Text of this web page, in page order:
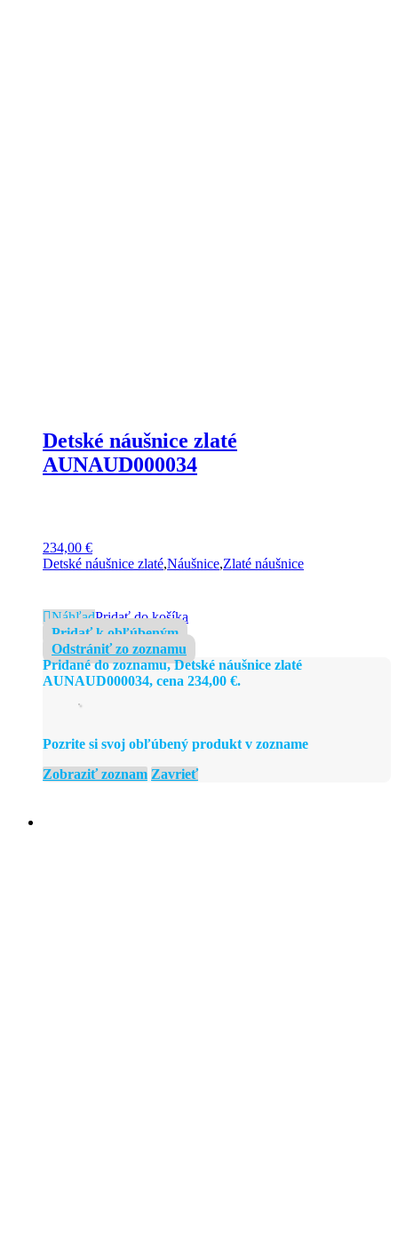
Detské náušnice zlaté
AUNAUD000034
234,00 €
Detské náušnice zlaté,Náušnice,Zlaté náušnice
NáhľadPridať do košíka
Pridať k obľúbeným
Odstrániť zo zoznamu
Pridané do zoznamu, Detské náušnice zlaté
AUNAUD000034, cena 234,00 €.